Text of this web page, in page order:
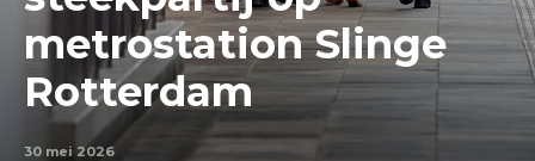
metrostation Slinge
Rotterdam
30 mei 2026